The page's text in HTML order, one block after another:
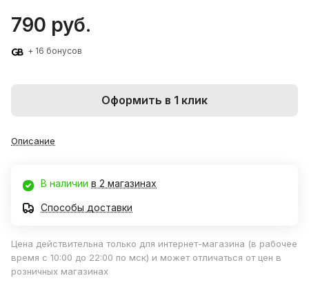
790 руб.
+ 16 бонусов
Оформить в 1 клик
Описание
В наличии в 2 магазинах
Способы доставки
Цена действительна только для интернет-магазина (в рабочее
время с 10:00 до 22:00 по мск) и может отличаться от цен в
розничных магазинах